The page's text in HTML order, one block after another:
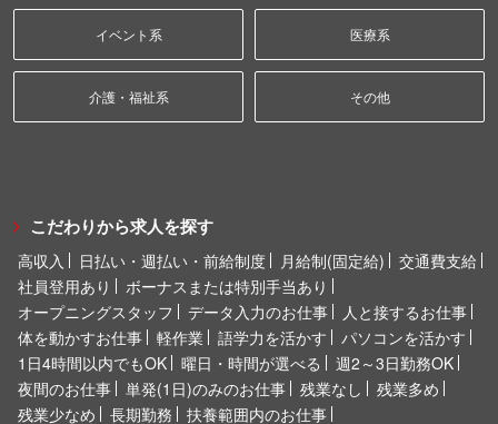
イベント系 医療系
介護・福祉系 その他
こだわりから求人を探す
高収入 日払い・週払い・前給制度 月給制(固定給)
交通費支給
社員登用あり
ボーナスまたは特別手当あり
オープニングスタッフ
データ入力のお仕事
人と接するお仕事
体を動かすお仕事
軽作業 語学力を活かす
パソコンを活かす
1日4時間以内でもOK
曜日・時間が選べる
週2～3日勤務OK
夜間のお仕事
単発(1日)のみのお仕事 残業なし
残業多め
残業少なめ
長期勤務
扶養範囲内のお仕事